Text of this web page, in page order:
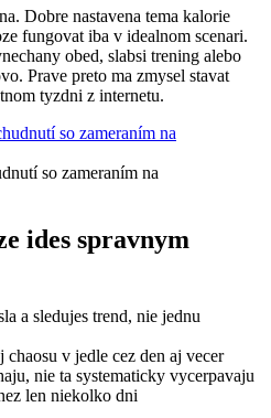
Dobre nastavena tema kalorie
fungovat iba v idealnom scenari.
obed, slabsi trening alebo
Prave preto ma zmysel stavat
tyzdni z internetu.
so zameraním na
ides spravnym
a sledujes trend, nie jednu
chaosu v jedle cez den aj vecer
nie ta systematicky vycerpavaju
len niekolko dni